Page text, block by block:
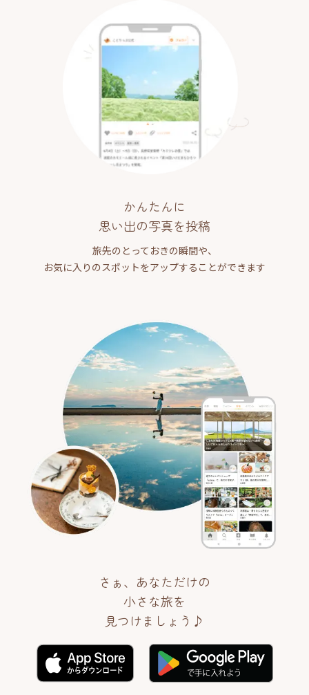
かんたんに
思い出の写真を投稿
旅先のとっておきの瞬間や、
お気に入りのスポットをアップすることができます
さぁ、あなただけの
小さな旅を
見つけましょう♪